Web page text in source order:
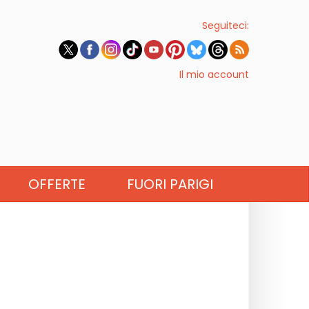
Seguiteci:
Il mio account
OFFERTE FUORI PARIGI